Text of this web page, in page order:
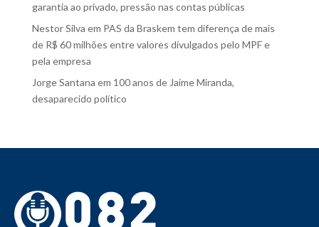
garantia ao privado, pressão nas contas públicas
Nestor Silva em PAS da Braskem tem diferença de mais
de R$ 60 milhões entre valores divulgados pelo MPF e
pela empresa
Jorge Santana em 100 anos de Jaime Miranda,
desaparecido político